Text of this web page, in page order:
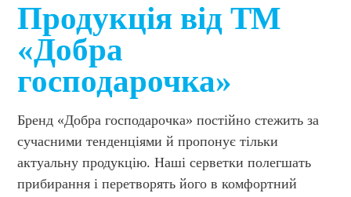
Продукція від ТМ
«Добра
господарочка»
Бренд «Добра господарочка» постійно стежить за
сучасними тенденціями й пропонує тільки
актуальну продукцію. Наші серветки полегшать
прибирання і перетворять його в комфортний